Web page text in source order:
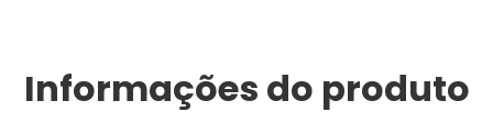
Informações do produto